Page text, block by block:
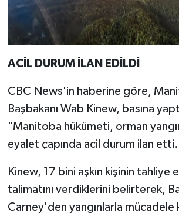
ACİL DURUM İLAN EDİLDİ
CBC News'in haberine göre,
Başbakanı Wab Kinew, basına
"Manitoba hükümeti, orman
eyalet çapında acil durum ilan
Kinew, 17 bini aşkın kişinin tahliye
talimatını verdiklerini belirterek,
Carney'den yangınlarla mücadele